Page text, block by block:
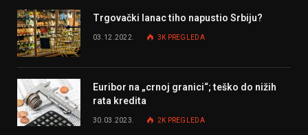
Trgovački lanac tiho napustio Srbiju?
03.12.2022. 3K PREGLEDA
Euribor na „crnoj granici“; teško do nižih
rata kredita
30.03.2023. 2K PREGLEDA